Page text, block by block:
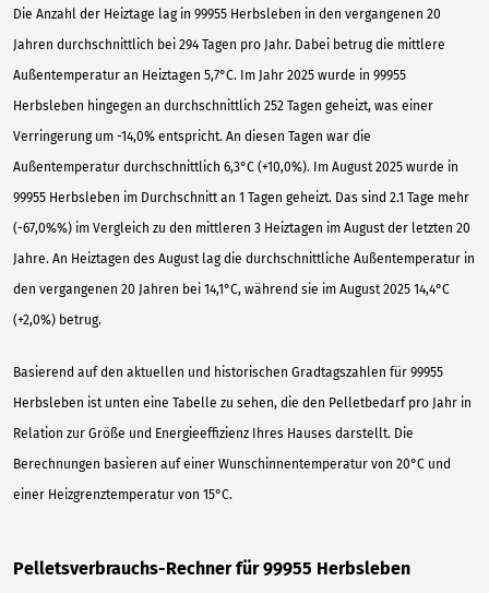
Die Anzahl der Heiztage lag in 99955 Herbsleben in den vergangenen 20
Jahren durchschnittlich bei 294 Tagen pro Jahr. Dabei betrug die mittlere
Außentemperatur an Heiztagen 5,7°C. Im Jahr 2025 wurde in 99955
Herbsleben hingegen an durchschnittlich 252 Tagen geheizt, was einer
Verringerung um -14,0% entspricht. An diesen Tagen war die
Außentemperatur durchschnittlich 6,3°C (+10,0%). Im August 2025 wurde in
99955 Herbsleben im Durchschnitt an 1 Tagen geheizt. Das sind 2.1 Tage mehr
(-67,0%%) im Vergleich zu den mittleren 3 Heiztagen im August der letzten 20
Jahre. An Heiztagen des August lag die durchschnittliche Außentemperatur in
den vergangenen 20 Jahren bei 14,1°C, während sie im August 2025 14,4°C
(+2,0%) betrug.
Basierend auf den aktuellen und historischen Gradtagszahlen für 99955
Herbsleben ist unten eine Tabelle zu sehen, die den Pelletbedarf pro Jahr in
Relation zur Größe und Energieeffizienz Ihres Hauses darstellt. Die
Berechnungen basieren auf einer Wunschinnentemperatur von 20°C und
einer Heizgrenztemperatur von 15°C.
Pelletsverbrauchs-Rechner für 99955 Herbsleben